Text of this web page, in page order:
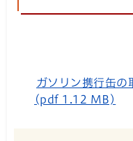
ガソリン携行缶の
(pdf 1.12 MB)